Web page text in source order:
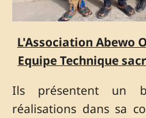
L'Association Abewo
Equipe Technique
Ils présentent un
réalisations dans sa